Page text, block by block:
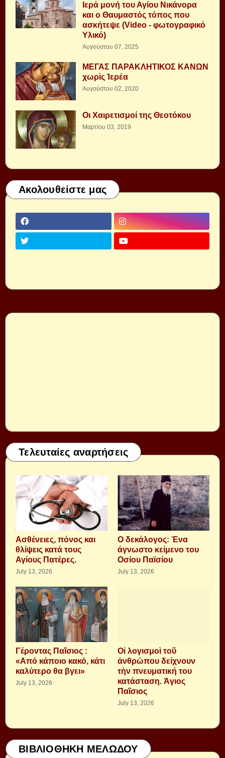
Ιερά μονή του Αγίου Νικάνορα
και ο Θαυμαστός τόπος που
ασκήτεψε (Video - φωτογραφικό
Υλικό)
Αυγούστου 07, 2025
ΜΕΓΑΣ ΠΑΡΑΚΛΗΤΙΚΟΣ ΚΑΝΩΝ
χωρὶς Ἱερέα
Αυγούστου 02, 2020
Οι Χαιρετισμοί της Θεοτόκου
Μαρτίου 03, 2019
Ακολουθείστε μας
Τελευταίες αναρτήσεις
Aσθένειες, πόνος και
θλίψεις κατά τους
Αγίους Πατέρες.
July 13, 2026
Ο δεκάλογος: Ένα
άγνωστο κείμενο του
Οσίου Παϊσίου
July 13, 2026
Γέροντας Παΐσιος :
«Από κάποιο κακό, κάτι
καλύτερο θα βγει»
July 13, 2026
Οἱ λογισμοὶ τοῦ
ἀνθρώπου δείχνουν
τὴν πνευματική του
κατάσταση. Ἁγιος
Παΐσιος
July 13, 2026
ΒΙΒΛΙΟΘΗΚΗ ΜΕΛΩΔΟΥ